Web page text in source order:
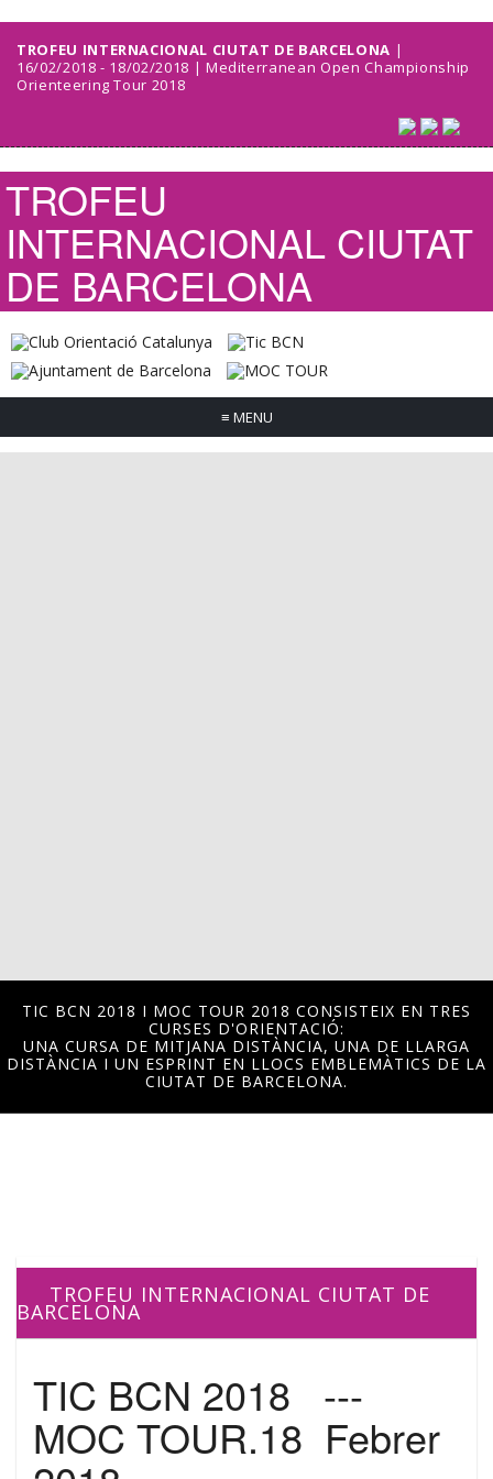
TROFEU INTERNACIONAL CIUTAT DE BARCELONA |
16/02/2018 - 18/02/2018 | Mediterranean Open Championship
Orienteering Tour 2018
TROFEU
INTERNACIONAL CIUTAT
DE BARCELONA
≡ MENU
TIC BCN 2018 I MOC TOUR 2018 CONSISTEIX EN TRES
CURSES D'ORIENTACIÓ:
UNA CURSA DE MITJANA DISTÀNCIA, UNA DE LLARGA
DISTÀNCIA I UN ESPRINT EN LLOCS EMBLEMÀTICS DE LA
CIUTAT DE BARCELONA.
TROFEU INTERNACIONAL CIUTAT DE
BARCELONA
TIC BCN 2018 ---
MOC TOUR.18 Febrer